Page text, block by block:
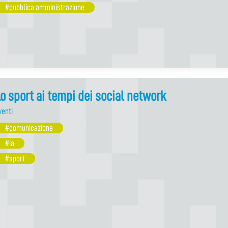
#pubblica amministrazione
sport ai tempi dei social network
#comunicazione
#ia
#sport